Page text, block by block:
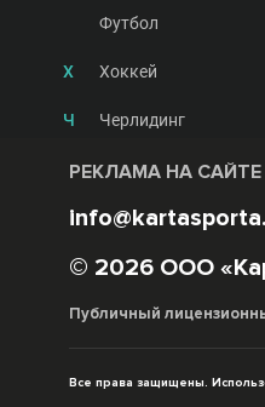
Футбол
Х Хоккей
Ч Черлидинг
РЕКЛАМА НА САЙТЕ
© 2026 ООО
Публичный
Все права защищены.